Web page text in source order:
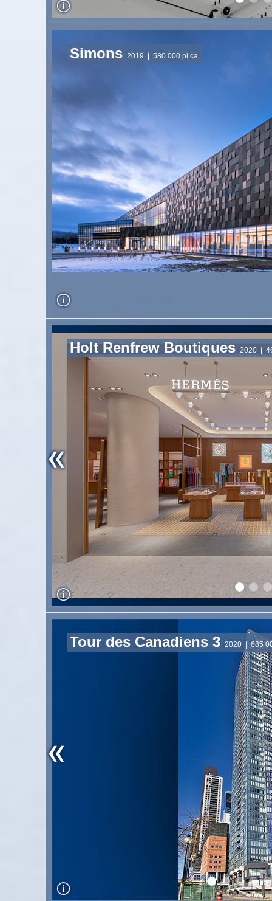
Simons 2019 | 580 000 pi.ca.
Holt Renfrew Boutiques 2020|
Tour des Canadiens 3 2020| 685